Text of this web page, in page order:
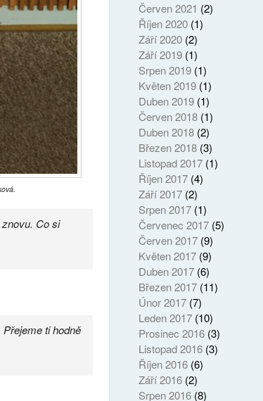
Co si
ti hodně
Červen 2021 (2)
Říjen 2020(1)
Září 2020(2)
Září 2019(1)
Srpen 2019(1)
Květen 2019(1)
Duben 2019(1)
Červen 2018(1)
Duben 2018(2)
Březen 2018(3)
Listopad 2017(1)
Říjen 2017(4)
Září 2017(2)
Srpen 2017(1)
Červenec 2017(5)
Červen 2017(9)
Květen 2017(9)
Duben 2017(6)
Březen 2017(11)
Únor 2017(7)
Leden 2017(10)
Prosinec 2016(3)
Listopad 2016(3)
Říjen 2016(6)
Září 2016(2)
Srpen 2016(8)